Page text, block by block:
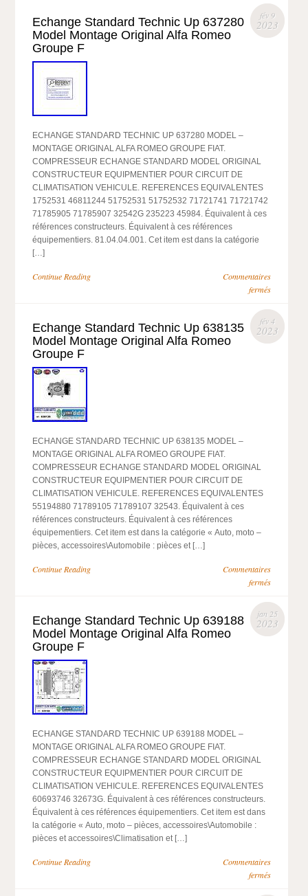
fév 9
2023
Echange Standard Technic Up 637280
Model Montage Original Alfa Romeo
Groupe F
ECHANGE STANDARD TECHNIC UP 637280 MODEL –
MONTAGE ORIGINAL ALFA ROMEO GROUPE FIAT.
COMPRESSEUR ECHANGE STANDARD MODEL ORIGINAL
CONSTRUCTEUR EQUIPMENTIER POUR CIRCUIT DE
CLIMATISATION VEHICULE. REFERENCES EQUIVALENTES
1752531 46811244 51752531 51752532 71721741 71721742
71785905 71785907 32542G 235223 45984. Équivalent à ces
références constructeurs. Équivalent à ces références
équipementiers. 81.04.04.001. Cet item est dans la catégorie
[…]
Continue Reading
Commentaires
fermés
fév 4
2023
Echange Standard Technic Up 638135
Model Montage Original Alfa Romeo
Groupe F
ECHANGE STANDARD TECHNIC UP 638135 MODEL –
MONTAGE ORIGINAL ALFA ROMEO GROUPE FIAT.
COMPRESSEUR ECHANGE STANDARD MODEL ORIGINAL
CONSTRUCTEUR EQUIPMENTIER POUR CIRCUIT DE
CLIMATISATION VEHICULE. REFERENCES EQUIVALENTES
55194880 71789105 71789107 32543. Équivalent à ces
références constructeurs. Équivalent à ces références
équipementiers. Cet item est dans la catégorie « Auto, moto –
pièces, accessoires\Automobile : pièces et […]
Continue Reading
Commentaires
fermés
jan 25
2023
Echange Standard Technic Up 639188
Model Montage Original Alfa Romeo
Groupe F
ECHANGE STANDARD TECHNIC UP 639188 MODEL –
MONTAGE ORIGINAL ALFA ROMEO GROUPE FIAT.
COMPRESSEUR ECHANGE STANDARD MODEL ORIGINAL
CONSTRUCTEUR EQUIPMENTIER POUR CIRCUIT DE
CLIMATISATION VEHICULE. REFERENCES EQUIVALENTES
60693746 32673G. Équivalent à ces références constructeurs.
Équivalent à ces références équipementiers. Cet item est dans
la catégorie « Auto, moto – pièces, accessoires\Automobile :
pièces et accessoires\Climatisation et […]
Continue Reading
Commentaires
fermés